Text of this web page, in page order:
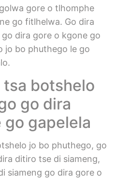
gore o tlhomphe
go fitlhelwa. Go dira
dira gore o kgone go
jo bo phuthego le go
botshelo
go dira
go gapelela
jo bo phuthego, go
ditiro tse di siameng,
siameng go dira gore o